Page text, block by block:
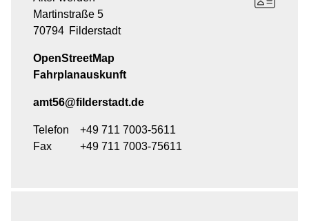
Martinstraße 5
70794 Filderstadt
OpenStreetMap
Fahrplanauskunft
amt56@filderstadt.de
Telefon
+49 711 7003-5611
Fax
+49 711 7003-75611